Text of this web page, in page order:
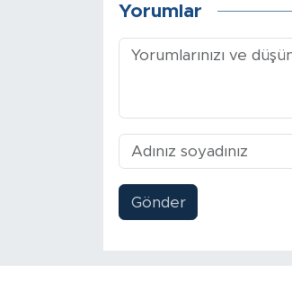
Yorumlar
Gönder